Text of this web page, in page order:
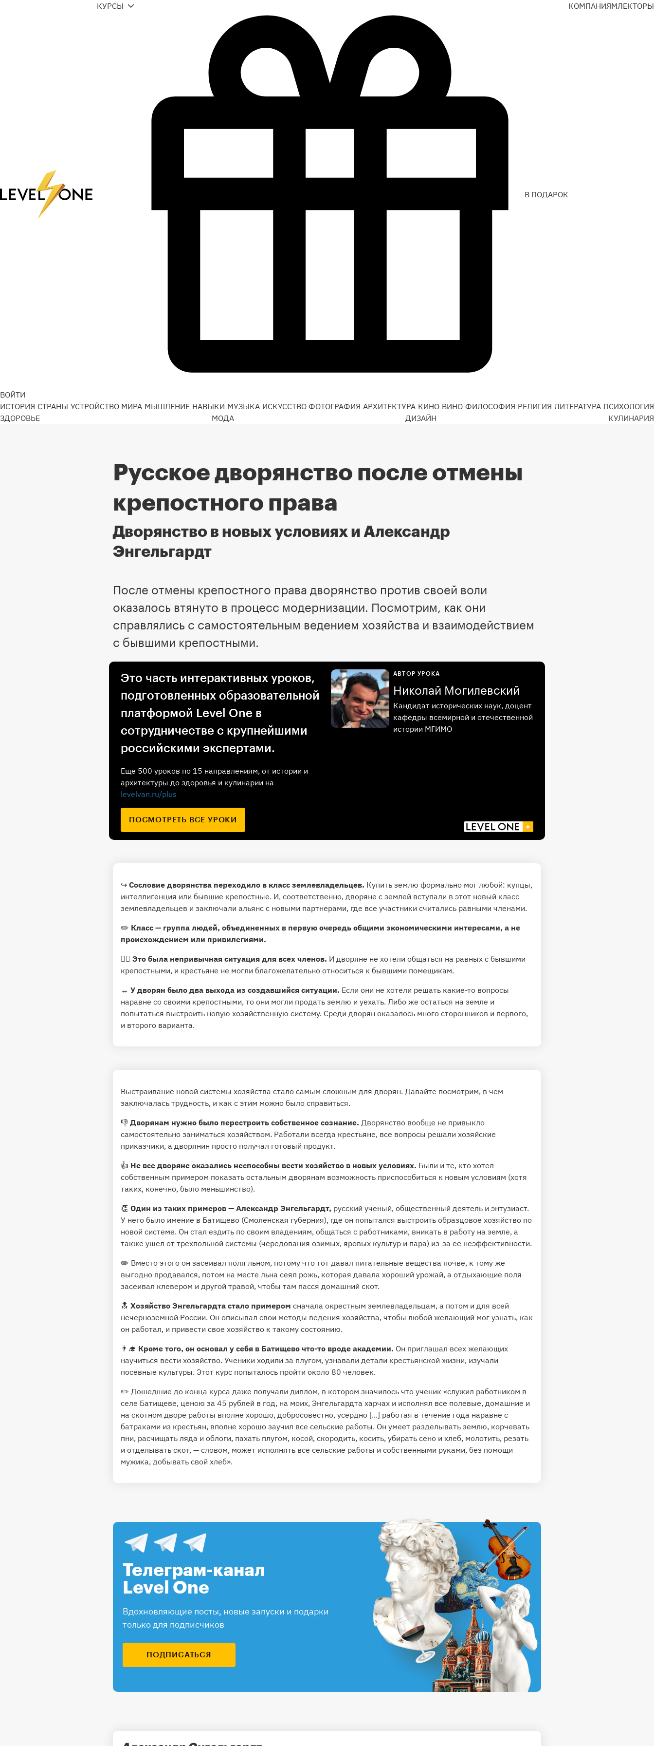
ВОЙТИ
КУРСЫ
В ПОДАРОК
КОМПАНИЯМЛЕКТОРЫ
ИСТОРИЯ СТРАНЫ УСТРОЙСТВО МИРА МЫШЛЕНИЕ НАВЫКИ МУЗЫКА ИСКУССТВО ФОТОГРАФИЯ АРХИТЕКТУРА КИНО ВИНО ФИЛОСОФИЯ РЕЛИГИЯ ЛИТЕРАТУРА ПСИХОЛОГИЯ
ЗДОРОВЬЕ
МОДА ДИЗАЙН КУЛИНАРИЯ
Русское дворянство после отмены
крепостного права
Дворянство в новых условиях и Александр
Энгельгардт
После отмены крепостного права дворянство против своей воли
оказалось втянуто в процесс модернизации. Посмотрим, как они
справлялись с самостоятельным ведением хозяйства и взаимодействием
с бывшими крепостными.
Это часть интерактивных уроков,
подготовленных образовательной
платформой Level One в
сотрудничестве с крупнейшими
российскими экспертами.
Еще 500 уроков по 15 направлениям, от истории и
архитектуры до здоровья и кулинарии на
levelvan.ru/plus
ПОСМОТРЕТЬ ВСЕ УРОКИ
АВТОР УРОКА
Николай Могилевский
Кандидат исторических наук, доцент
кафедры всемирной и отечественной
истории МГИМО
↪️ Сословие дворянства переходило в класс землевладельцев. Купить землю формально мог любой: купцы,
интеллигенция или бывшие крепостные. И, соответственно, дворяне с землей вступали в этот новый класс
землевладельцев и заключали альянс с новыми партнерами, где все участники считались равными членами.
✏️ Класс — группа людей, объединенных в первую очередь общими экономическими интересами, а не
происхождением или привилегиями.
🙅‍♂️ Это была непривычная ситуация для всех членов. И дворяне не хотели общаться на равных с бывшими
крепостными, и крестьяне не могли благожелательно относиться к бывшими помещикам.
↔️ У дворян было два выхода из создавшийся ситуации. Если они не хотели решать какие-то вопросы
наравне со своими крепостными, то они могли продать землю и уехать. Либо же остаться на земле и
попытаться выстроить новую хозяйственную систему. Среди дворян оказалось много сторонников и первого,
и второго варианта.
Выстраивание новой системы хозяйства стало самым сложным для дворян. Давайте посмотрим, в чем
заключалась трудность, и как с этим можно было справиться.
👎 Дворянам нужно было перестроить собственное сознание. Дворянство вообще не привыкло
самостоятельно заниматься хозяйством. Работали всегда крестьяне, все вопросы решали хозяйские
приказчики, а дворянин просто получал готовый продукт.
👍 Не все дворяне оказались неспособны вести хозяйство в новых условиях. Были и те, кто хотел
собственным примером показать остальным дворянам возможность приспособиться к новым условиям (хотя
таких, конечно, было меньшинство).
👏 Один из таких примеров — Александр Энгельгардт, русский ученый, общественный деятель и энтузиаст.
У него было имение в Батищево (Смоленская губерния), где он попытался выстроить образцовое хозяйство по
новой системе. Он стал ездить по своим владениям, общаться с работниками, вникать в работу на земле, а
также ушел от трехпольной системы (чередования озимых, яровых культур и пара) из-за ее неэффективности.
✏️ Вместо этого он засеивал поля льном, потому что тот давал питательные вещества почве, к тому же
выгодно продавался, потом на месте льна сеял рожь, которая давала хороший урожай, а отдыхающие поля
засеивал клевером и другой травой, чтобы там пасся домашний скот.
🔝 Хозяйство Энгельгардта стало примером сначала окрестным землевладельцам, а потом и для всей
нечерноземной России. Он описывал свои методы ведения хозяйства, чтобы любой желающий мог узнать, как
он работал, и привести свое хозяйство к такому состоянию.
👨‍🎓 Кроме того, он основал у себя в Батищево что-то вроде академии. Он приглашал всех желающих
научиться вести хозяйство. Ученики ходили за плугом, узнавали детали крестьянской жизни, изучали
посевные культуры. Этот курс попыталось пройти около 80 человек.
✏️ Дошедшие до конца курса даже получали диплом, в котором значилось что ученик «служил работником в
селе Батищеве, ценою за 45 рублей в год, на моих, Энгельгардта харчах и исполнял все полевые, домашние и
на скотном дворе работы вполне хорошо, добросовестно, усердно [...] работая в течение года наравне с
батраками из крестьян, вполне хорошо заучил все сельские работы. Он умеет разделывать землю, корчевать
пни, расчищать ляда и облоги, пахать плугом, косой, скородить, косить, убирать сено и хлеб, молотить, резать
и отделывать скот, — словом, может исполнять все сельские работы и собственными руками, без помощи
мужика, добывать свой хлеб».
Телеграм-канал
Level One
Вдохновляющие посты, новые запуски и подарки
только для подписчиков
ПОДПИСАТЬСЯ